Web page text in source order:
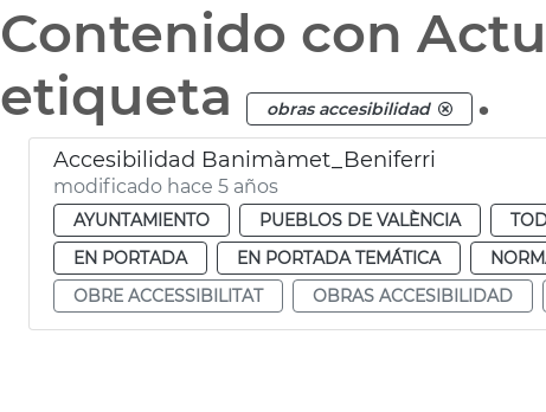
Contenido con
etiqueta
obras accesibilidad .
Accesibilidad Banimàmet_Beniferri
modificado hace 5 años
AYUNTAMIENTO PUEBLOS DE VALÈNCIA
EN PORTADA
EN PORTADA TEMÁTICA
OBRE ACCESSIBILITAT
OBRAS ACCESIBILIDAD